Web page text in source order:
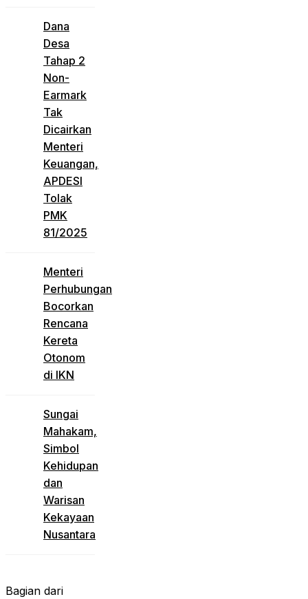
Dana
Desa
Tahap 2
Non-
Earmark
Tak
Dicairkan
Menteri
Keuangan,
APDESI
Tolak
PMK
81/2025
Menteri
Perhubungan
Bocorkan
Rencana
Kereta
Otonom
di IKN
Sungai
Mahakam,
Simbol
Kehidupan
dan
Warisan
Kekayaan
Nusantara
Bagian dari